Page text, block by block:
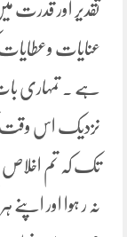
تقدیر اور قدرت
عنایات وعطایات
ہے ۔ تمہاری
نزدیک اس
تک کہ تم اخلاص
نہ ر ہوا اور اپنے